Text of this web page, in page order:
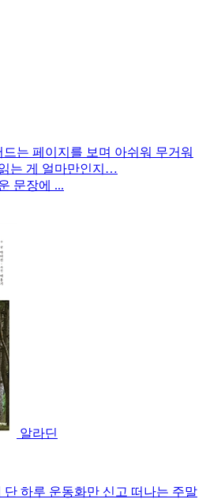
는 페이지를 보며 아쉬워 무거워
는 게 얼마만인지…
문장에 ...
알라딘
단 하루 운동화만 신고 떠나는 주말